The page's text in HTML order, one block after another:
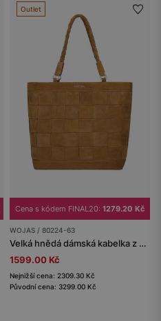
Outlet
Cena s kódem FINAL20: 1279.20 Kč
WOJAS / 80224-63
Velká hnědá dámská kabelka z velurové kůže
1599.00 Kč
Nejnižší cena: 2309.30 Kč
Původní cena: 3299.00 Kč